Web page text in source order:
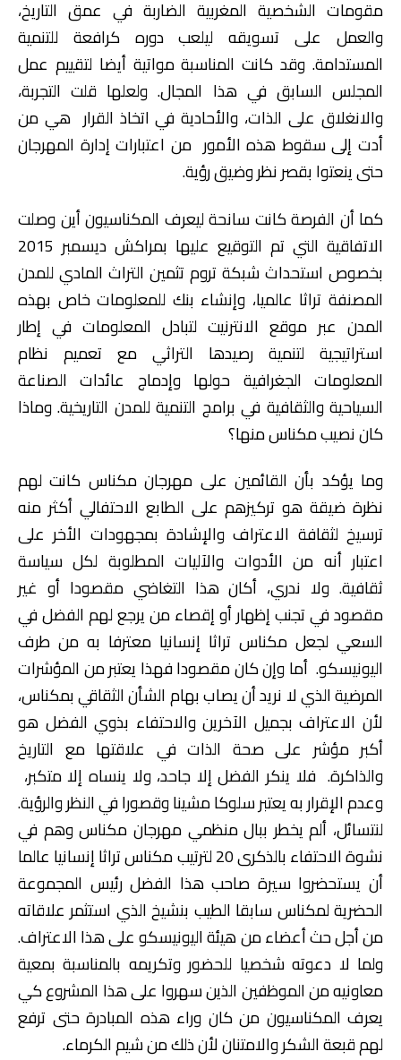
مقومات الشخصية المغربية الضاربة في عمق التاريخ،
والعمل على تسويقه ليلعب دوره كرافعة للتنمية
المستدامة. وقد كانت المناسبة مواتية أيضا لتقييم عمل
المجلس السابق في هذا المجال. ولعلها قلت التجربة،
والانغلاق على الذات، والأحادية في اتخاذ القرار هي من
أدت إلى سقوط هذه الأمور من اعتبارات إدارة المهرجان
حتى ينعتوا بقصر نظر وضيق رؤية.
كما أن الفرصة كانت سانحة ليعرف المكناسيون أين وصلت
الاتفاقية التي تم التوقيع عليها بمراكش ديسمبر 2015
بخصوص استحداث شبكة تروم تثمين التراث المادي للمدن
المصنفة تراثا عالميا، وإنشاء بنك للمعلومات خاص بهذه
المدن عبر موقع اﻻنترنيت لتبادل المعلومات في إطار
استراتيجية لتنمية رصيدها التراثي مع تعميم نظام
المعلومات الجغرافية حولها وإدماج عائدات الصناعة
السياحية والثقافية في برامج التنمية للمدن التاريخية. وماذا
كان نصيب مكناس منها؟
وما يؤكد بأن القائمين على مهرجان مكناس كانت لهم
نظرة ضيقة هو تركيزهم على الطابع الاحتفالي أكثر منه
ترسيخ لثقافة الاعتراف والإشادة بمجهودات الأخر على
اعتبار أنه من الأدوات والآليات المطلوبة لكل سياسة
ثقافية. ولا ندري، أكان هذا التغاضي مقصودا أو غير
مقصود في تجنب إظهار أو إقصاء من يرجع لهم الفضل في
السعي لجعل مكناس تراثا إنسانيا معترفا به من طرف
اليونيسكو. أما وإن كان مقصودا فهذا يعتبر من المؤشرات
المرضية الذي لا نريد أن يصاب بهام الشأن الثقاقي بمكناس،
لأن الاعتراف بجميل الآخرين والاحتفاء بذوي الفضل هو
أكبر مؤشر على صحة الذات في علاقتها مع التاريخ
والذاكرة. فلا ينكر الفضل إلا جاحد، ولا ينساه إلا متكبر،
وعدم الإقرار به يعتبر سلوكا مشينا وقصورا في النظر والرؤية.
لنتسائل، ألم يخطر ببال منظمي مهرجان مكناس وهم في
نشوة الاحتفاء بالذكرى 20 لترتيب مكناس تراثا إنسانيا عالما
أن يستحضروا سيرة صاحب هذا الفضل رئيس المجموعة
الحضرية لمكناس سابقا الطيب بنشيخ الذي استثمر علاقاته
من أجل حث أعضاء من هيئة اليونيسكو على هذا الاعتراف.
ولما لا دعوته شخصيا للحضور وتكريمه بالمناسبة بمعية
معاونيه من الموظفين الذين سهروا على هذا المشروع كي
يعرف المكناسيون من كان وراء هذه المبادرة حتى ترفع
لهم قبعة الشكر والامتنان لأن ذلك من شيم الكرماء.